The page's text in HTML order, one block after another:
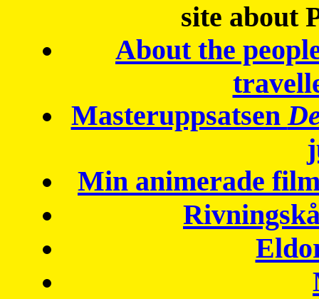
site about
About the
Masteruppsatsen
Min animerade